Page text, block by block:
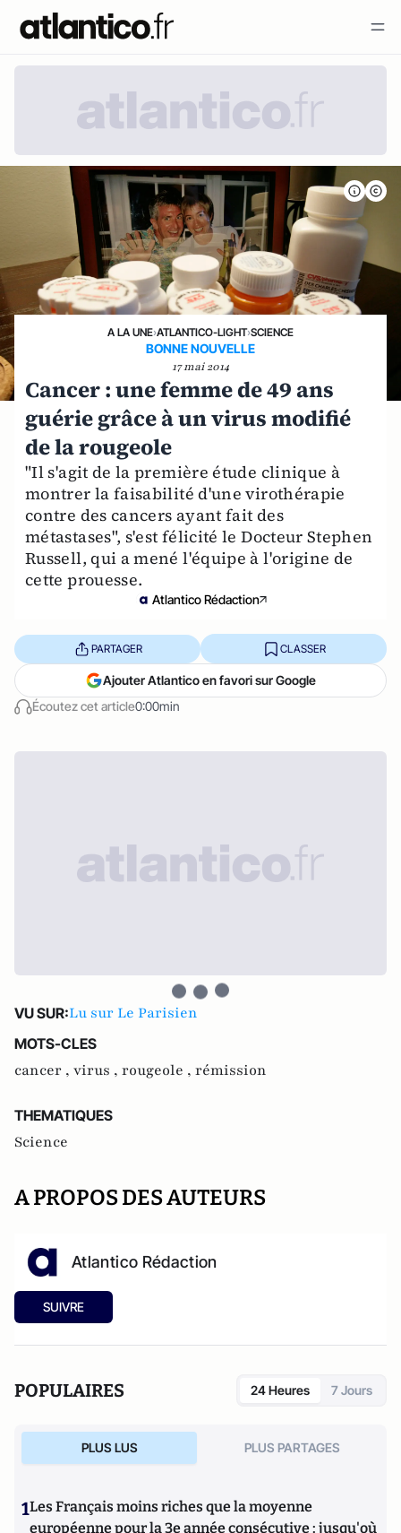
A LA UNE›ATLANTICO-LIGHT›SCIENCE
BONNE NOUVELLE
17 mai 2014
Cancer : une femme de 49 ans
guérie grâce à un virus modifié
de la rougeole
"Il s'agit de la première étude clinique à
montrer la faisabilité d'une virothérapie
contre des cancers ayant fait des
métastases", s'est félicité le Docteur Stephen
Russell, qui a mené l'équipe à l'origine de
cette prouesse.
Atlantico Rédaction
Écoutez cet article0:00min
PARTAGER CLASSER
Ajouter Atlantico en favori sur Google
VU SUR:Lu sur Le Parisien
MOTS-CLES
cancer , virus , rougeole , rémission
THEMATIQUES
Science
A PROPOS DES AUTEURS
Atlantico Rédaction
SUIVRE
POPULAIRES 24 Heures 7 Jours
PLUS LUS PLUS PARTAGES
1Les Français moins riches que la moyenne
européenne pour la 3e année consécutive : jusqu'où